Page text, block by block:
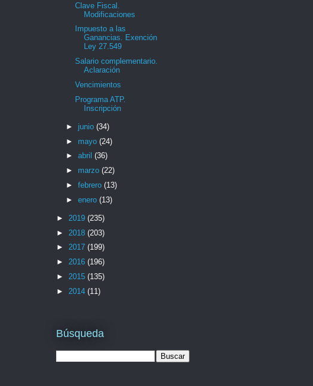
Clave Fiscal.
Modificaciones
Impuesto a las
Ganancias. Exención
Ley 27.549
Salario complementario.
Aclaración
Vencimientos
Programa ATP.
Inscripción
► junio (34)
► mayo (24)
► abril (36)
► marzo (22)
► febrero (13)
► enero (13)
► 2019 (235)
► 2018 (203)
► 2017 (199)
► 2016 (196)
► 2015 (135)
► 2014 (11)
Búsqueda